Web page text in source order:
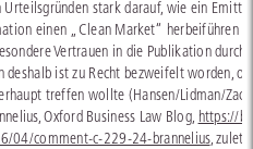
stark darauf, wie ein
einen „Clean Market“ herbeiführen
Vertrauen in die Publikation durch
deshalb ist zu Recht bezweifelt worden,
treffen wollte (Hansen/Lidman/
Oxford Business Law Blog, https://
04/comment-c-229-24-brannelius,